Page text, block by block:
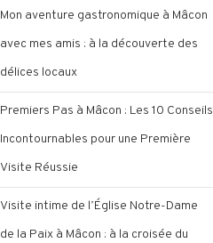
Mon aventure gastronomique à Mâcon
avec mes amis : à la découverte des
délices locaux
Premiers Pas à Mâcon : Les 10 Conseils
Incontournables pour une Première
Visite Réussie
Visite intime de l’Église Notre-Dame
de la Paix à Mâcon : à la croisée du